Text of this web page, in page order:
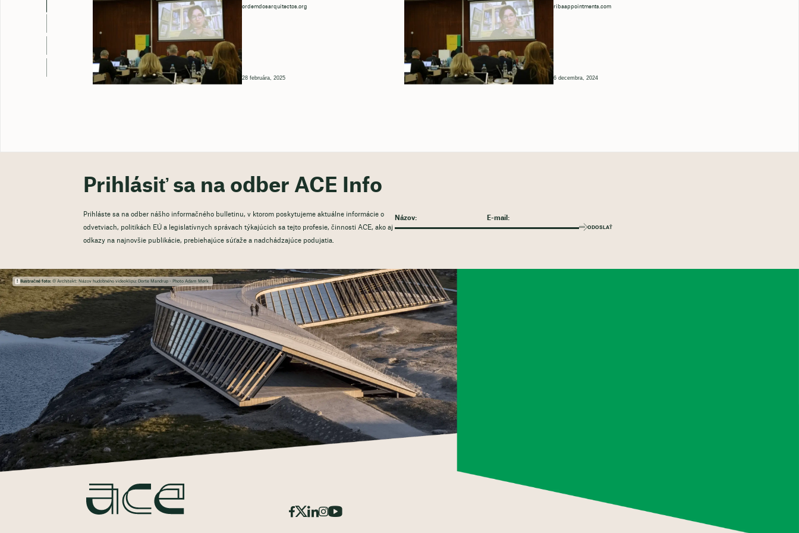
ordemdosarquitectos.org
28 februára, 2025
ribaappointments.com
6 decembra, 2024
Prihlásiť sa na odber ACE Info
Prihláste sa na odber nášho informačného bulletinu, v ktorom poskytujeme aktuálne informácie o
odvetviach, politikách EÚ a legislatívnych správach týkajúcich sa tejto profesie, činnosti ACE, ako aj
odkazy na najnovšie publikácie, prebiehajúce súťaže a nadchádzajúce podujatia.
ODOSLAŤ
Ilustračné foto:© Architekt: Názov hudobného videoklipu: Dorte Mandrup - Photo Adam Mørk